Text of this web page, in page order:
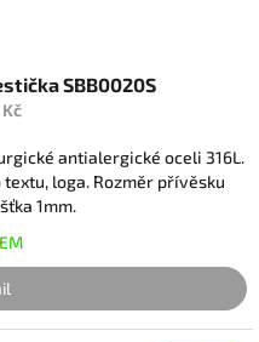
SBB0020S
Kč
antialergické oceli 316L.
loga. Rozměr přívěsku
1mm.